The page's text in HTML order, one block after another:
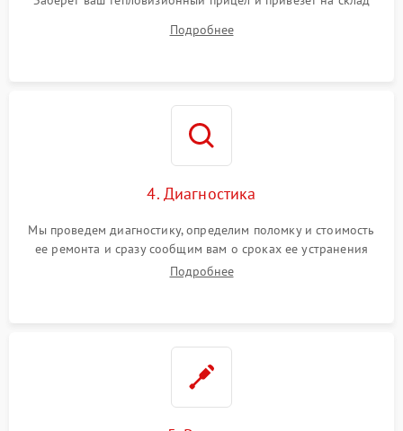
Подробнее
4. Диагностика
Мы проведем диагностику, определим поломку и стоимость
ее ремонта и сразу сообщим вам о сроках ее устранения
Подробнее